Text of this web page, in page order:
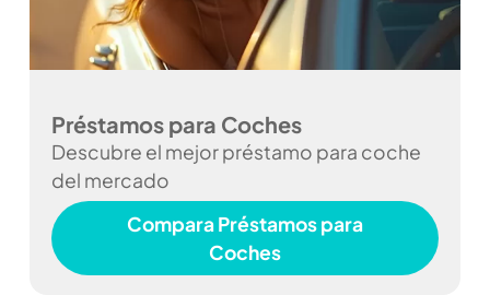
Préstamos para Coches
Descubre el mejor préstamo para coche
del mercado
Compara Préstamos para
Coches